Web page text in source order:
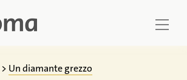
> Un diamante grezzo